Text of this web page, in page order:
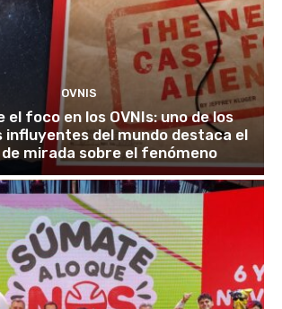
OVNIS
el foco en los OVNIs: uno de los
influyentes del mundo destaca el
mirada sobre el fenómeno